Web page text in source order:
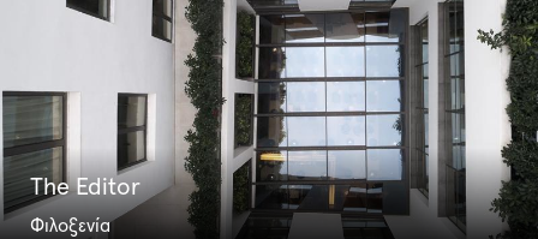
The Editor
Φιλοξενία